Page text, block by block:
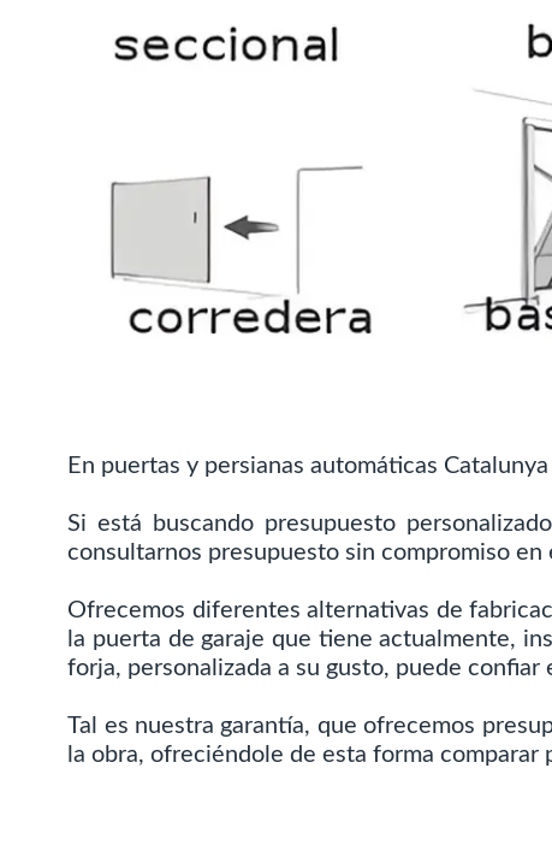
En puertas y persianas automáticas
Si está buscando presupuesto
consultarnos presupuesto sin compromiso en
Ofrecemos diferentes alternativas de
la puerta de garaje que tiene actualmente,
forja, personalizada a su gusto, puede
Tal es nuestra garantía, que ofrecemos
la obra, ofreciéndole de esta forma